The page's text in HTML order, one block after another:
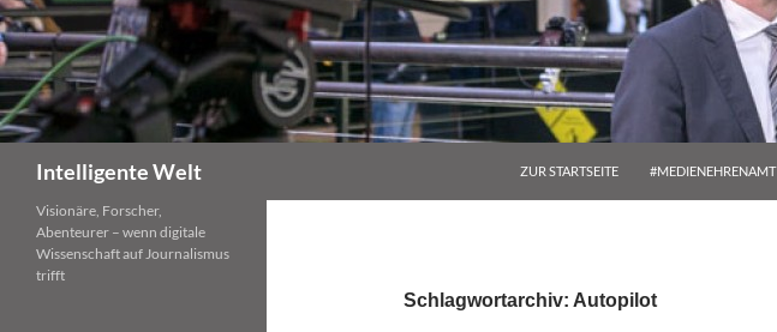
Intelligente Welt ZUR STARTSEITE #MEDIENEHRENAMT
Schlagwortarchiv: Autopilot
Visionäre, Forscher,
Abenteurer – wenn digitale
Wissenschaft auf Journalismus
trifft